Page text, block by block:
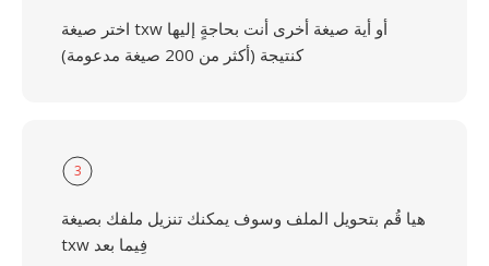
اختر صيغة txw أو أية صيغة أخرى أنت بحاجةٍ إليها
كنتيجة (أكثر من 200 صيغة مدعومة)
3
هيا قُم بتحويل الملف وسوف يمكنك تنزيل ملفك بصيغة
txw فِيما بعد